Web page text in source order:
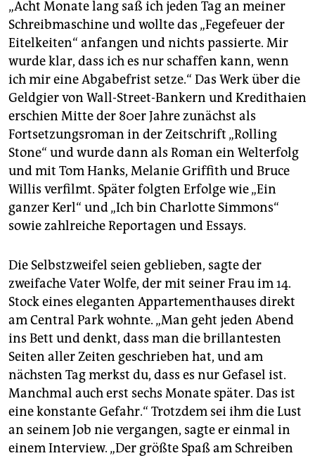
„Acht Monate lang saß ich jeden Tag an meiner
Schreibmaschine und wollte das „Fegefeuer der
Eitelkeiten“ anfangen und nichts passierte. Mir
wurde klar, dass ich es nur schaffen kann, wenn
ich mir eine Abgabefrist setze.“ Das Werk über die
Geldgier von Wall-Street-Bankern und Kredithaien
erschien Mitte der 80er Jahre zunächst als
Fortsetzungsroman in der Zeitschrift „Rolling
Stone“ und wurde dann als Roman ein Welterfolg
und mit Tom Hanks, Melanie Griffith und Bruce
Willis verfilmt. Später folgten Erfolge wie „Ein
ganzer Kerl“ und „Ich bin Charlotte Simmons“
sowie zahlreiche Reportagen und Essays.
Die Selbstzweifel seien geblieben, sagte der
zweifache Vater Wolfe, der mit seiner Frau im 14.
Stock eines eleganten Appartementhauses direkt
am Central Park wohnte. „Man geht jeden Abend
ins Bett und denkt, dass man die brillantesten
Seiten aller Zeiten geschrieben hat, und am
nächsten Tag merkst du, dass es nur Gefasel ist.
Manchmal auch erst sechs Monate später. Das ist
eine konstante Gefahr.“ Trotzdem sei ihm die Lust
an seinem Job nie vergangen, sagte er einmal in
einem Interview. „Der größte Spaß am Schreiben